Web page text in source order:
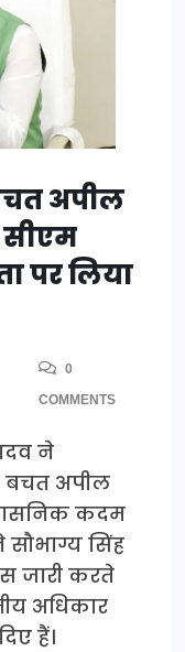
अपील
सीएम
पर लिया
0
COMMENTS
ने
बचत अपील
कदम
सौभाग्य सिंह
जारी करते
अधिकार
हैं।